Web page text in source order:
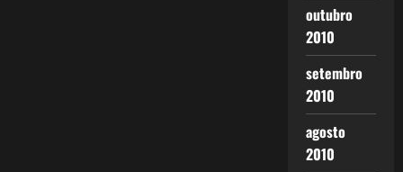
outubro
2010
setembro
2010
agosto
2010